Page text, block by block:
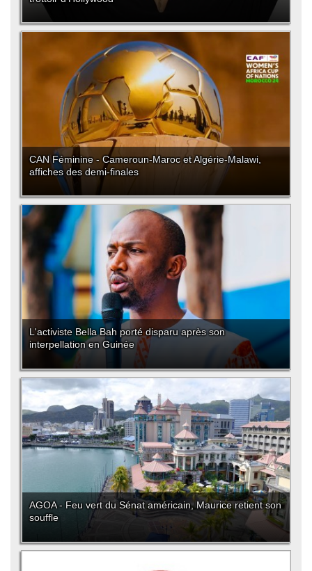
CAN Féminine - Cameroun-Maroc et Algérie-Malawi,
affiches des demi-finales
L'activiste Bella Bah porté disparu après son
interpellation en Guinée
AGOA - Feu vert du Sénat américain, Maurice retient son
souffle